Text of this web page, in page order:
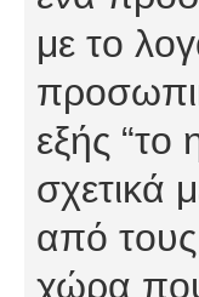
με το
εξής “το
σχετικά
από
χώρα